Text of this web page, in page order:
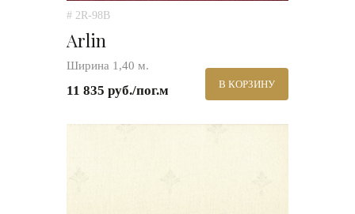
# 2R-98B
Arlin
Ширина 1,40 м.
11 835 руб./пог.м В КОРЗИНУ